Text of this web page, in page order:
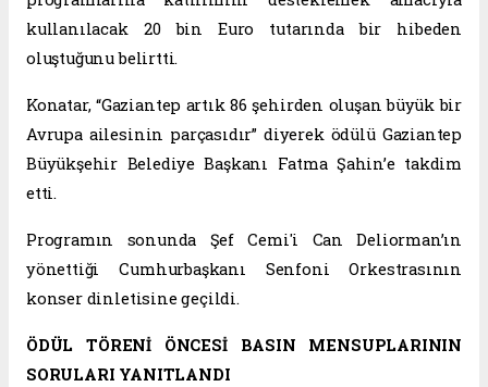
kullanılacak 20 bin Euro tutarında bir hibeden
oluştuğunu belirtti.
Konatar, “Gaziantep artık 86 şehirden oluşan büyük bir
Avrupa ailesinin parçasıdır” diyerek ödülü Gaziantep
Büyükşehir Belediye Başkanı Fatma Şahin’e takdim
etti.
Programın sonunda Şef Cemi'i Can Deliorman’ın
yönettiği Cumhurbaşkanı Senfoni Orkestrasının
konser dinletisine geçildi.
ÖDÜL TÖRENİ ÖNCESİ BASIN MENSUPLARININ
SORULARI YANITLANDI